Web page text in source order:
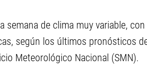
semana de clima muy variable,
según los últimos pronósticos
Meteorológico Nacional (SMN).